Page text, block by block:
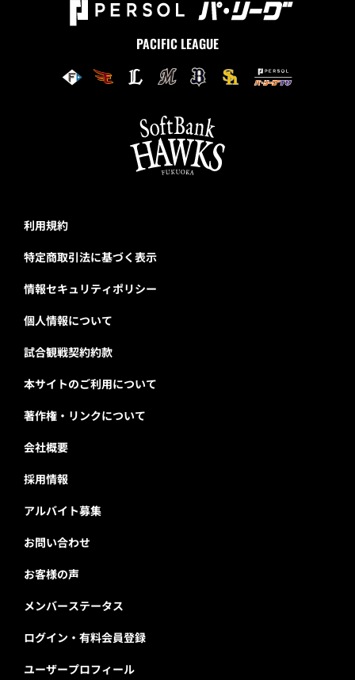
PACIFIC LEAGUE
利用規約
特定商取引法に基づく表示
情報セキュリティポリシー
個人情報について
試合観戦契約約款
本サイトのご利用について
著作権・リンクについて
会社概要
採用情報
アルバイト募集
お問い合わせ
お客様の声
メンバーステータス
ログイン・有料会員登録
ユーザープロフィール